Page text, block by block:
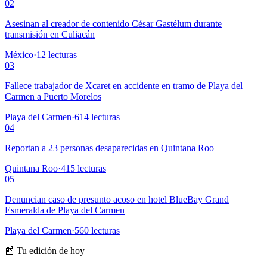
02
Asesinan al creador de contenido César Gastélum durante
transmisión en Culiacán
México·12 lecturas
03
Fallece trabajador de Xcaret en accidente en tramo de Playa del
Carmen a Puerto Morelos
Playa del Carmen·614 lecturas
04
Reportan a 23 personas desaparecidas en Quintana Roo
Quintana Roo·415 lecturas
05
Denuncian caso de presunto acoso en hotel BlueBay Grand
Esmeralda de Playa del Carmen
Playa del Carmen·560 lecturas
📰 Tu edición de hoy